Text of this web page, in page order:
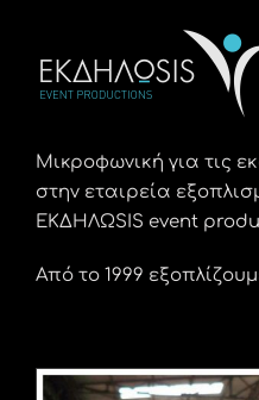
περιεχόμενο
Μικροφωνική για τις
στην εταιρεία
ΕΚΔΗΛΩSIS event
Από το 1999